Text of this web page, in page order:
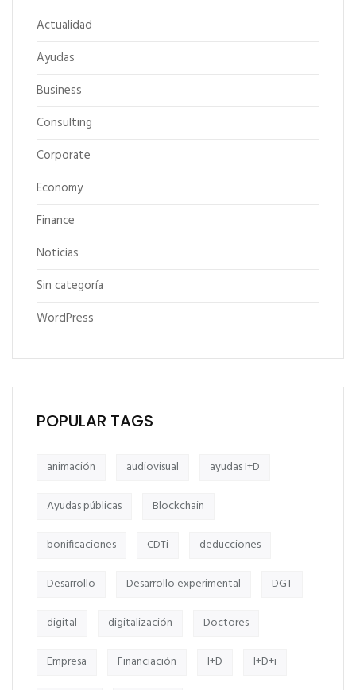
Actualidad
Ayudas
Business
Consulting
Corporate
Economy
Finance
Noticias
Sin categoría
WordPress
POPULAR TAGS
animación audiovisual ayudas I+D
Ayudas públicas Blockchain
bonificaciones CDTi deducciones
Desarrollo Desarrollo experimental DGT
digital digitalización Doctores
Empresa Financiación I+D I+D+i